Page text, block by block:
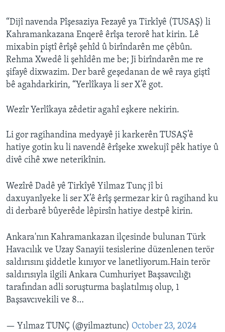
“Dijî navenda Pîşesaziya Fezayê ya Tirkîyê (TUSAŞ) li
Kahramankazana Enqerê êrîşa terorê hat kirin. Lê
mixabin piştî êrîşê şehîd û birîndarên me çêbûn.
Rehma Xwedê li şehîdên me be; Ji birîndarên me re
şifayê dixwazim. Der barê geşedanan de wê raya giştî
bê agahdarkirin, “Yerlîkaya li ser X’ê got.
Wezîr Yerlîkaya zêdetir agahî eşkere nekirin.
Li gor ragihandina medyayê ji karkerên TUSAŞ’ê
hatiye gotin ku li navendê êrîşeke xwekujî pêk hatiye û
divê cihê xwe neterikînin.
Wezîrê Dadê yê Tirkîyê Yilmaz Tunç jî bi
daxuyanîyeke li ser X’ê êrîş şermezar kir û ragihand ku
di derbarê bûyerêde lêpirsîn hatiye destpê kirin.
Ankara'nın Kahramankazan ilçesinde bulunan Türk
Havacılık ve Uzay Sanayii tesislerine düzenlenen terör
saldırısını şiddetle kınıyor ve lanetliyorum.Hain terör
saldırısıyla ilgili Ankara Cumhuriyet Başsavcılığı
tarafından adli soruşturma başlatılmış olup, 1
Başsavcıvekili ve 8…
— Yılmaz TUNÇ (@yilmaztunc) October 23, 2024